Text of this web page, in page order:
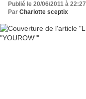
Publié le 20/06/2011 à 22:27
Par Charlotte sceptix